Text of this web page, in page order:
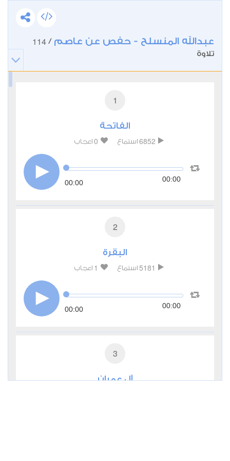
عبدالله المنسلح - حفص عن عاصم /
114
تلاوة
1
الفاتحة
6852 استماع 0 اعجاب
00:00 00:00
2
البقرة
5181 استماع 1 اعجاب
00:00 00:00
3
آل عمران